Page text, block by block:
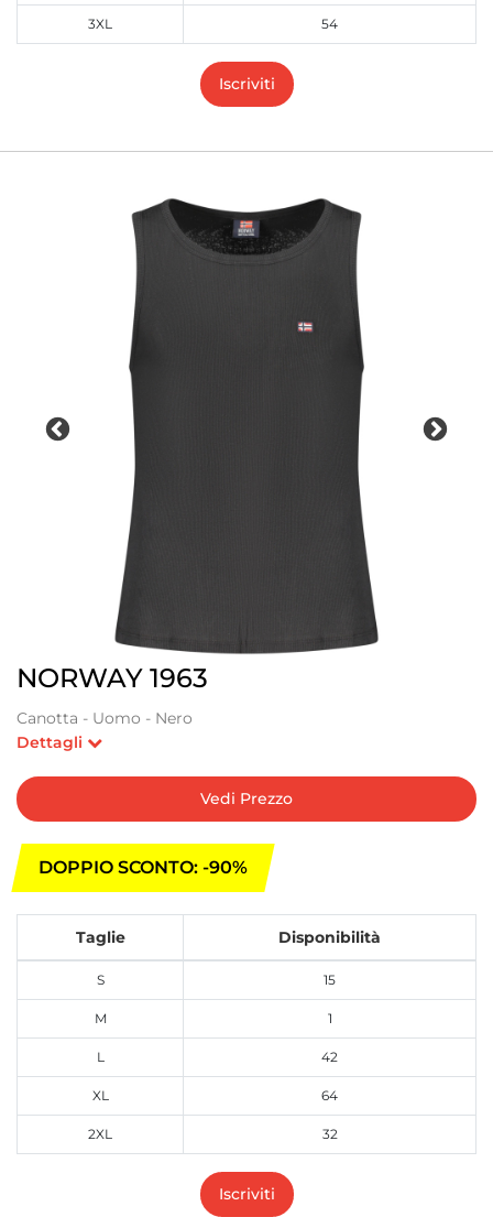
3XL 54
Iscriviti
NORWAY 1963
Canotta - Uomo - Nero
Dettagli
Vedi Prezzo
DOPPIO SCONTO: -90%
Taglie Disponibilità
S 15
M 1
L 42
XL 64
2XL 32
Iscriviti